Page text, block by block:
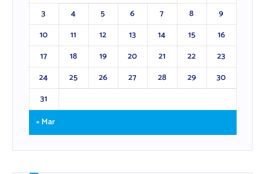
3
4 5 6 7 8
9
10
11 12 13 14 15
16
17
18 19 20 21 22
23
24
25 26 27 28 29
30
31
« Mar